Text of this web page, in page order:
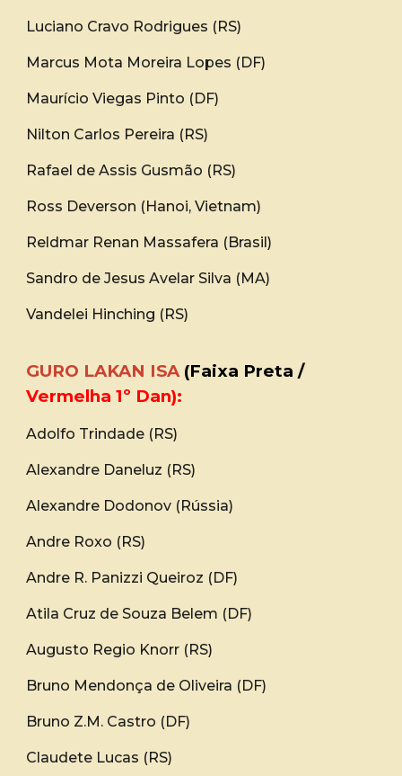
Luciano Cravo Rodrigues (RS)
Marcus Mota Moreira Lopes (DF)
Maurício Viegas Pinto (DF)
Nilton Carlos Pereira (RS)
Rafael de Assis Gusmão (RS)
Ross Deverson (Hanoi, Vietnam)
Reldmar Renan Massafera (Brasil)
Sandro de Jesus Avelar Silva (MA)
Vandelei Hinching (RS)
GURO LAKAN ISA (Faixa Preta /
Vermelha 1º Dan):
Adolfo Trindade (RS)
Alexandre Daneluz (RS)
Alexandre Dodonov (Rússia)
Andre Roxo (RS)
Andre R. Panizzi Queiroz (DF)
Atila Cruz de Souza Belem (DF)
Augusto Regio Knorr (RS)
Bruno Mendonça de Oliveira (DF)
Bruno Z.M. Castro (DF)
Claudete Lucas (RS)